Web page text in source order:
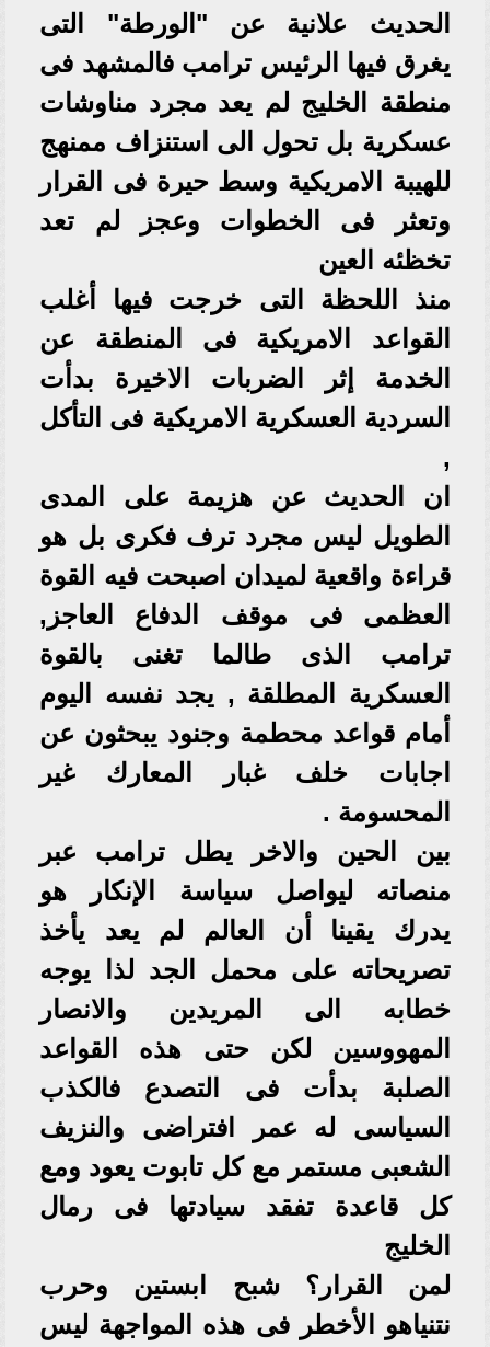
الحديث علانية عن "الورطة" التى
يغرق فيها الرئيس ترامب فالمشهد فى
منطقة الخليج لم يعد مجرد مناوشات
عسكرية بل تحول الى استنزاف ممنهج
للهيبة الامريكية وسط حيرة فى القرار
وتعثر فى الخطوات وعجز لم تعد
تخظئه العين
منذ اللحظة التى خرجت فيها أغلب
القواعد الامريكية فى المنطقة عن
الخدمة إثر الضربات الاخيرة بدأت
السردية العسكرية الامريكية فى التأكل
,
ان الحديث عن هزيمة على المدى
الطويل ليس مجرد ترف فكرى بل هو
قراءة واقعية لميدان اصبحت فيه القوة
العظمى فى موقف الدفاع العاجز,
ترامب الذى طالما تغنى بالقوة
العسكرية المطلقة , يجد نفسه اليوم
أمام قواعد محطمة وجنود يبحثون عن
اجابات خلف غبار المعارك غير
المحسومة .
بين الحين والاخر يطل ترامب عبر
منصاته ليواصل سياسة الإنكار هو
يدرك يقينا أن العالم لم يعد يأخذ
تصريحاته على محمل الجد لذا يوجه
خطابه الى المريدين والانصار
المهووسين لكن حتى هذه القواعد
الصلبة بدأت فى التصدع فالكذب
السياسى له عمر افتراضى والنزيف
الشعبى مستمر مع كل تابوت يعود ومع
كل قاعدة تفقد سيادتها فى رمال
الخليج
لمن القرار؟ شبح ابستين وحرب
نتنياهو الأخطر فى هذه المواجهة ليس